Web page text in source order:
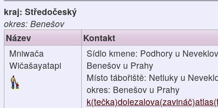
kraj: Středočeský
okres: Benešov
Název
Kontakt
Mniwača
Wičašayatapi
Sídlo kmene: Podhory u
Benešov u Prahy
Místo tábořiště: Netluky u
okres: Benešov u Prahy